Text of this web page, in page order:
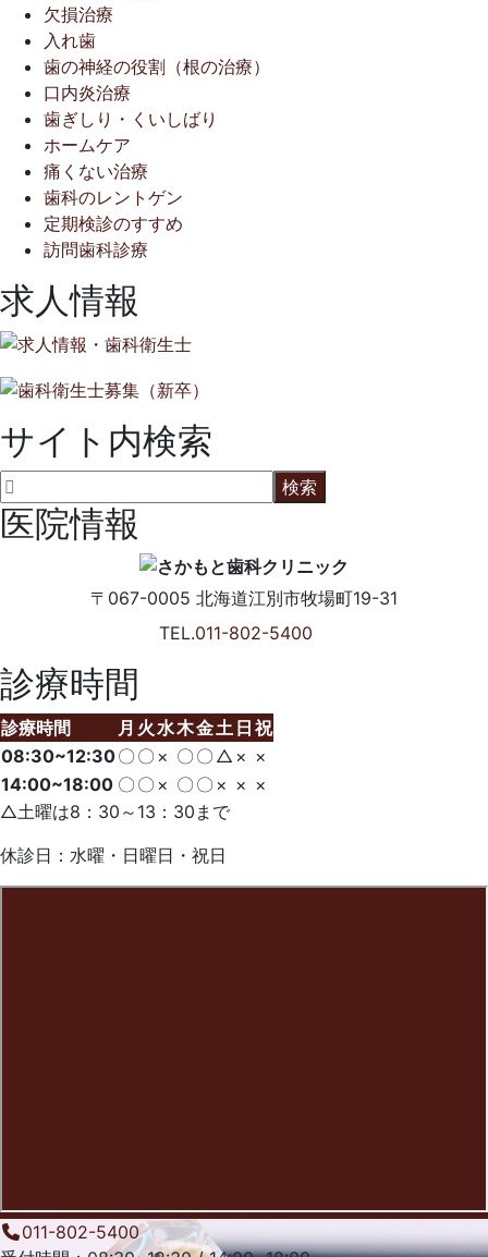
欠損治療
入れ歯
歯の神経の役割（根の治療）
口内炎治療
歯ぎしり・くいしばり
ホームケア
痛くない治療
歯科のレントゲン
定期検診のすすめ
訪問歯科診療
求人情報
サイト内検索
医院情報
〒067-0005 北海道江別市牧場町19-31
TEL.011-802-5400
診療時間
診療時間 月 火 水木金土 日 祝
08:30~12:30〇 〇 × 〇 〇 △ × ×
14:00~18:00 〇 〇 × 〇 〇 × × ×
△土曜は8：30～13：30まで
休診日：水曜・日曜日・祝日
011-802-5400